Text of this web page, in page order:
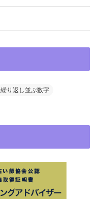
繰り返し並ぶ数字